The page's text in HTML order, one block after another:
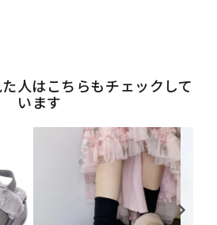
人はこちらもチェックして
います